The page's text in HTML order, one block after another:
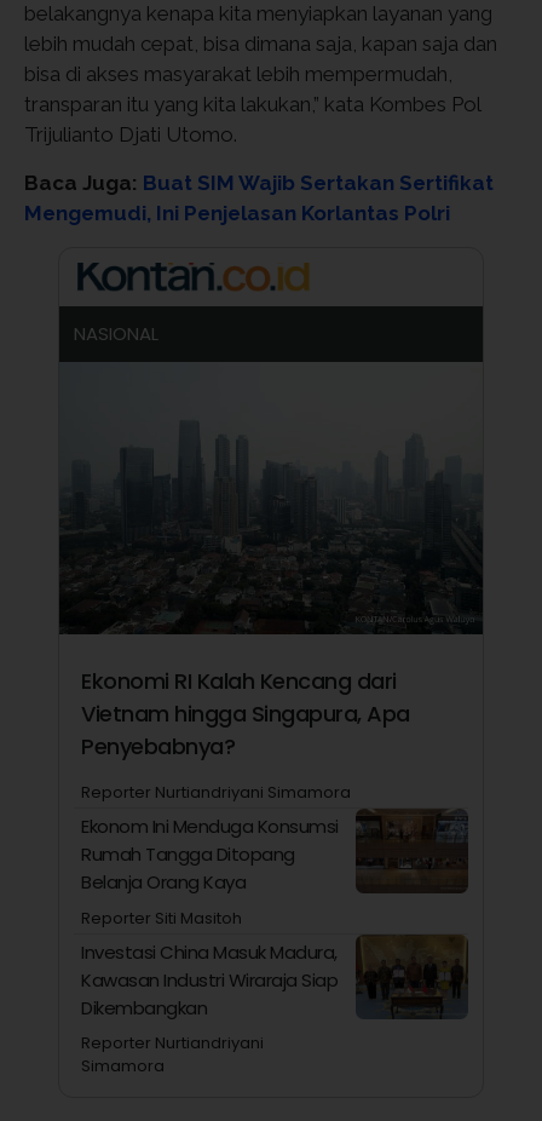
belakangnya kenapa kita menyiapkan layanan yang
lebih mudah cepat, bisa dimana saja, kapan saja dan
bisa di akses masyarakat lebih mempermudah,
transparan itu yang kita lakukan,” kata Kombes Pol
Trijulianto Djati Utomo.
Baca Juga: Buat SIM Wajib Sertakan Sertifikat
Mengemudi, Ini Penjelasan Korlantas Polri
NASIONAL
Ekonomi RI Kalah Kencang dari
Vietnam hingga Singapura, Apa
Penyebabnya?
Reporter Nurtiandriyani Simamora
Ekonom Ini Menduga Konsumsi
Rumah Tangga Ditopang
Belanja Orang Kaya
Reporter Siti Masitoh
Investasi China Masuk Madura,
Kawasan Industri Wiraraja Siap
Dikembangkan
Reporter Nurtiandriyani
Simamora